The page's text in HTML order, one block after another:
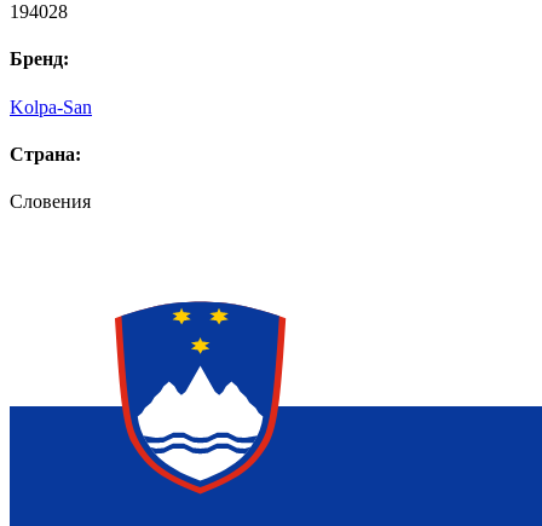
194028
Бренд:
Kolpa-San
Страна:
Словения